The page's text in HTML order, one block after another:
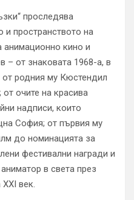
проследява
и пространството на
анимационно кино и
– от знаковата 1968-а, в
родния му Кюстендил
очите на красива
надписи, които
София; от първия му
до номинацията за
фестивални награди и
в света през
век.